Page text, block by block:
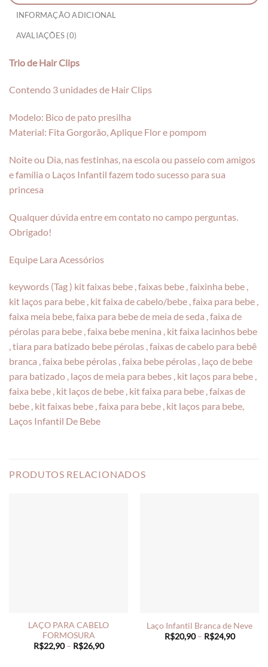
INFORMAÇÃO ADICIONAL
AVALIAÇÕES (0)
Trio de Hair Clips
Contendo 3 unidades de Hair Clips
Modelo: Bico de pato presilha
Material: Fita Gorgorão, Aplique Flor e pompom
Noite ou Dia, nas festinhas, na escola ou passeio com amigos
e família o Laços Infantil fazem todo sucesso para sua
princesa
Qualquer dúvida entre em contato no campo perguntas.
Obrigado!
Equipe Lara Acessórios
keywords (Tag ) kit faixas bebe , faixas bebe , faixinha bebe ,
kit laços para bebe , kit faixa de cabelo/bebe , faixa para bebe ,
faixa meia bebe, faixa para bebe de meia de seda , faixa de
pérolas para bebe , faixa bebe menina , kit faixa lacinhos bebe
, tiara para batizado bebe pérolas , faixas de cabelo para bebê
branca , faixa bebe pérolas , faixa bebe pérolas , laço de bebe
para batizado , laços de meia para bebes , kit laços para bebe ,
faixa bebe , kit laços de bebe , kit faixa para bebe , faixas de
bebe , kit faixas bebe , faixa para bebe , kit laços para bebe,
Laços Infantil De Bebe
PRODUTOS RELACIONADOS
LAÇO PARA CABELO
FORMOSURA
R$22,90 – R$26,90Price
Laço Infantil Branca de Neve
R$20,90 – R$24,90Price